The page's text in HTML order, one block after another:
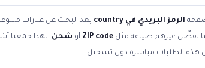
صفحة الرمز البريدي في country بعد البحث عن عبارات
يفضّل غيرهم صياغة مثل ZIP code أو شحن. لهذا جمعنا
هذه الطلبات مباشرة دون تسجيل.